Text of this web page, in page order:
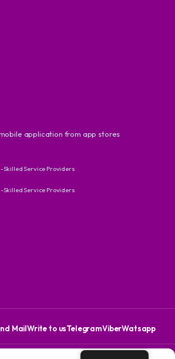
application from app stores
Skilled Service Providers
Skilled Service Providers
MailWrite to usTelegramViberWatsapp